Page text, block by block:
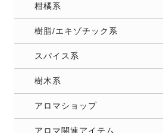
柑橘系
樹脂/エキゾチック系
スパイス系
樹木系
アロマショップ
アロマ関連アイテム